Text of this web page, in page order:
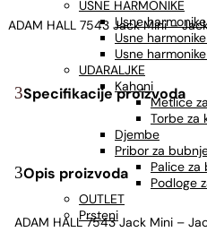
USNE HARMONIKE
Usne
Usne
Usne
UDARALJKE
Kahoni
Metlice
Torbe za
Djembe
Pribor za
Palice za
Podloge
OUTLET
Prsteni
ADAM HALL 7543 Jack Mini –
Specifikacije proizvoda
Opis proizvoda
ADAM HALL 7543 Jack Mini –